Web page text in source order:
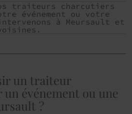
traiteurs charcutiers
événement ou votre
à Meursault et
un traiteur
événement ou une
?